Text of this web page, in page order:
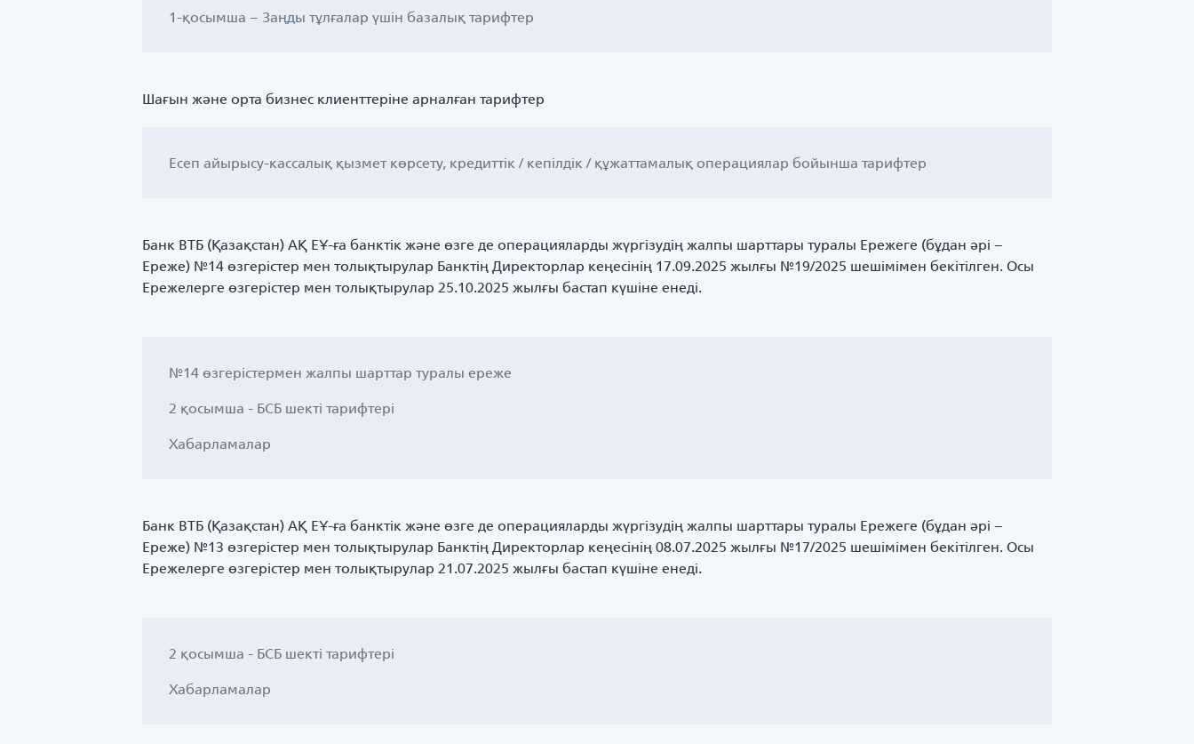
1-қосымша – Заңды тұлғалар үшін базалық тарифтер
Шағын және орта бизнес клиенттеріне арналған тарифтер
Есеп айырысу-кассалық қызмет көрсету, кредиттік / кепілдік / құжаттамалық операциялар бойынша тарифтер
Банк ВТБ (Қазақстан) АҚ ЕҰ-ға банктік және өзге де операцияларды жүргізудің жалпы шарттары туралы Ережеге (бұдан әрі –
Ереже) №14 өзгерістер мен толықтырулар Банктің Директорлар кеңесінің 17.09.2025 жылғы №19/2025 шешімімен бекітілген. Осы
Ережелерге өзгерістер мен толықтырулар 25.10.2025 жылғы бастап күшіне енеді.
№14 өзгерістермен жалпы шарттар туралы ереже
2 қосымша - БСБ шекті тарифтері
Хабарламалар
Банк ВТБ (Қазақстан) АҚ ЕҰ-ға банктік және өзге де операцияларды жүргізудің жалпы шарттары туралы Ережеге (бұдан әрі –
Ереже) №13 өзгерістер мен толықтырулар Банктің Директорлар кеңесінің 08.07.2025 жылғы №17/2025 шешімімен бекітілген. Осы
Ережелерге өзгерістер мен толықтырулар 21.07.2025 жылғы бастап күшіне енеді.
2 қосымша - БСБ шекті тарифтері
Хабарламалар